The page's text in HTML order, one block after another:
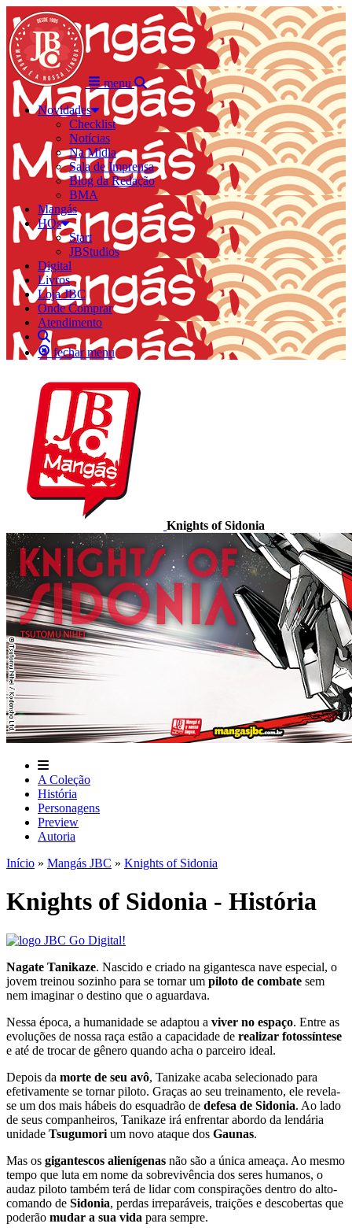
menu
Novidades
Checklist
Notícias
Na Mídia
Sala de Imprensa
Blog da Redação
BMA
Mangás
HQs
Start
JBStudios
Digital
Livros
Loja JBC
Onde Comprar
Atendimento
fechar menu
Knights of Sidonia
A Coleção
História
Personagens
Preview
Autoria
Início » Mangás JBC » Knights of Sidonia
Knights of Sidonia - História
Nagate Tanikaze. Nascido e criado na gigantesca nave especial, o
jovem treinou sozinho para se tornar um piloto de combate sem
nem imaginar o destino que o aguardava.
Nessa época, a humanidade se adaptou a viver no espaço. Entre as
evoluções de nossa raça estão a capacidade de realizar fotossíntese
e até de trocar de gênero quando acha o parceiro ideal.
Depois da morte de seu avô, Tanizake acaba selecionado para
efetivamente se tornar piloto. Graças ao seu treinamento, ele revela­-
se um dos mais hábeis do esquadrão de defesa de Sidonia. Ao lado
de seus companheiros, Tanikaze irá enfrentar abordo da lendária
unidade Tsugumori um novo ataque dos Gaunas.
Mas os gigantescos alienígenas não são a única ameaça. Ao mesmo
tempo que luta em nome da sobrevivência dos seres humanos, o
audaz piloto também terá de lidar com conspirações dentro do alto­
comando de Sidonia, perdas irreparáveis, traições e descobertas que
poderão mudar a sua vida para sempre.